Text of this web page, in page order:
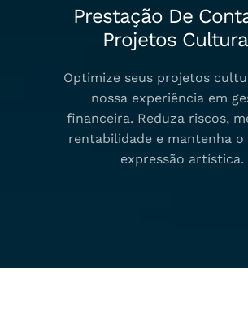
Prestação De
Projetos
Optimize seus projetos
nossa experiência em
financeira. Reduza riscos,
rentabilidade e mantenha
expressão artística.